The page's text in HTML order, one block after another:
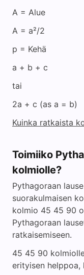
A = Alue
A = a²/2
p = Kehä
a + b + c
tai
2a + c (as a = b)
Kuinka ratkaista
Toimiiko
kolmiolle?
Pythagoraan
suorakulmaisen
kolmio 45 45 90
Pythagoraan
ratkaisemiseen.
45 45 90
erityisen